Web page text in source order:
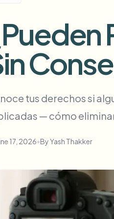
DE CONTACTO
con nosotros sobre volumen,
LISTO PARA VOLUMEN
tus derechos si
— cómo
17, 2026•ByYash Thakker